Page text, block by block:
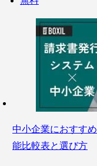
無料
中小企業におすす
能比較表と選び方